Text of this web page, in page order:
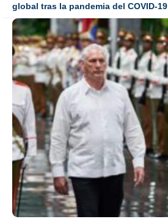
global tras la pandemia del COVID-19